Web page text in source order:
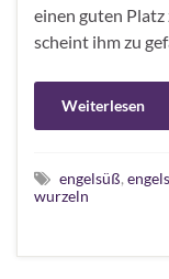
einen guten Platz
scheint ihm zu
Weiterlesen
engelsüß,
wurzeln